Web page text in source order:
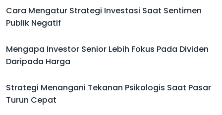
Cara Mengatur Strategi Investasi Saat Sentimen
Publik Negatif
Mengapa Investor Senior Lebih Fokus Pada Dividen
Daripada Harga
Strategi Menangani Tekanan Psikologis Saat Pasar
Turun Cepat